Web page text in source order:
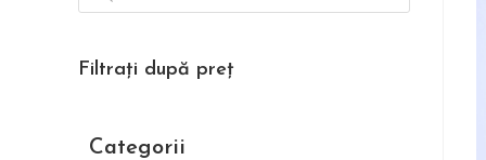
Filtrați după preț
Categorii